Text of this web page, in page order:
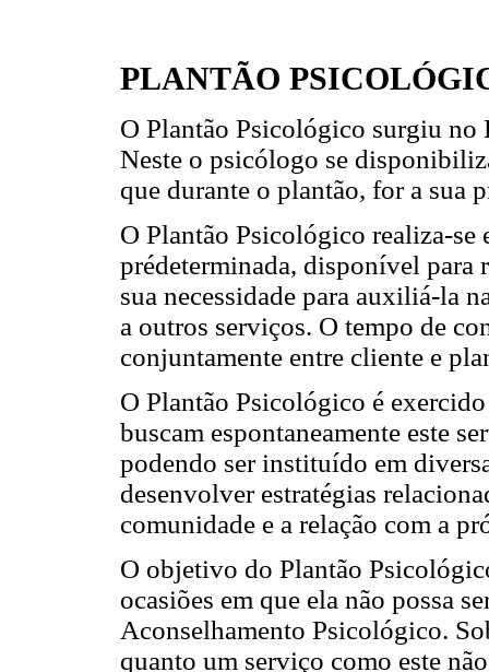
PLANTÃO
O Plantão Psicológico surgiu
Neste o psicólogo se
que durante o plantão, for a sua
O Plantão Psicológico realiza-se
prédeterminada, disponível para
sua necessidade para auxiliá-la
a outros serviços. O tempo de
conjuntamente entre cliente e
O Plantão Psicológico é
buscam espontaneamente este
podendo ser instituído em
desenvolver estratégias
comunidade e a relação com a
O objetivo do Plantão
ocasiões em que ela não possa
Aconselhamento Psicológico.
quanto um serviço como este